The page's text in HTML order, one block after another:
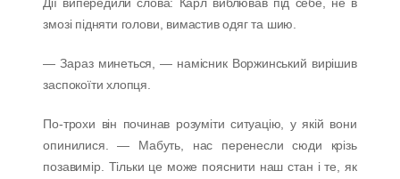
змозі підняти голови, вимастив одяг та шию.
— Зараз минеться, — намісник Воржинський вирішив
заспокоїти хлопця.
По-трохи він починав розуміти ситуацію, у якій вони
опинилися. — Мабуть, нас перенесли сюди крізь
позавимір. Тільки це може пояснити наш стан і те, як